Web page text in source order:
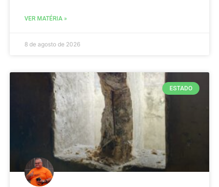
VER MATÉRIA »
8 de agosto de 2026
ESTADO